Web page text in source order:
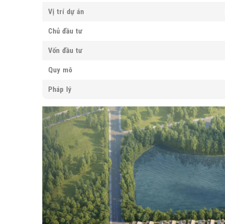
Vị trí dự án
Chủ đầu tư
Vốn đầu tư
Quy mô
Pháp lý